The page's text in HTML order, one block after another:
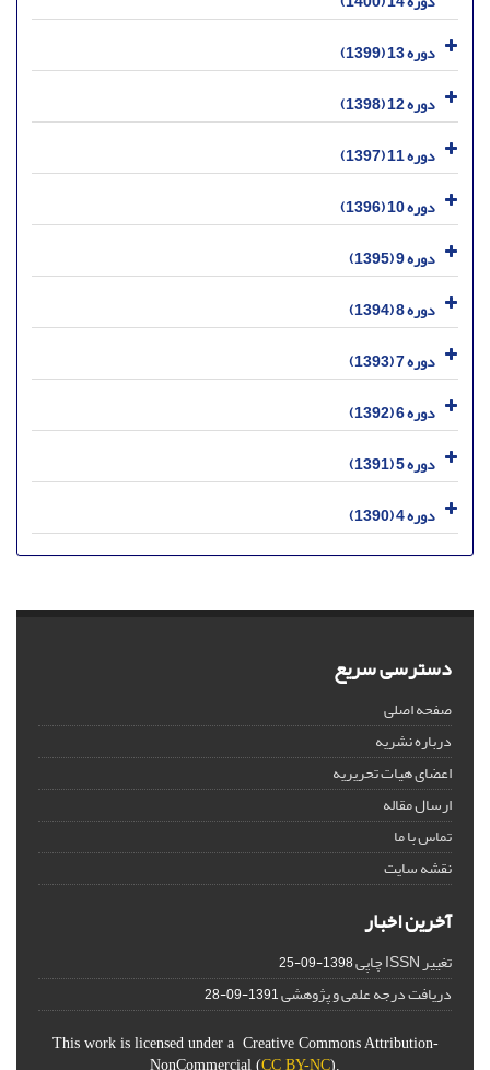
دوره 13 (1399)
دوره 12 (1398)
دوره 11 (1397)
دوره 10 (1396)
دوره 9 (1395)
دوره 8 (1394)
دوره 7 (1393)
دوره 6 (1392)
دوره 5 (1391)
دوره 4 (1390)
دسترسی سریع
صفحه اصلی
درباره نشریه
اعضای هیات تحریریه
ارسال مقاله
تماس با ما
نقشه سایت
آخرین اخبار
تغییر ISSN چاپی 1398-09-25
دریافت درجه علمی و پژوهشی1391-09-28
This work is licensed under a Creative Commons Attribution-
NonCommercial (CC BY-NC).